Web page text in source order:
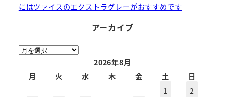
にはツァイスのエクストラグレーがおすすめです
アーカイブ
ア
2026年8月
月
火 水 木 金 土
日
1
2